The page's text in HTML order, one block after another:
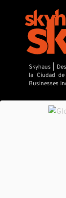
Skyhaus |
la Ciudad
Businesses